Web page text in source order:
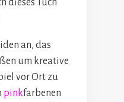
dieses Tuch
an, das
um kreative
vor Ort zu
pinkfarbenen